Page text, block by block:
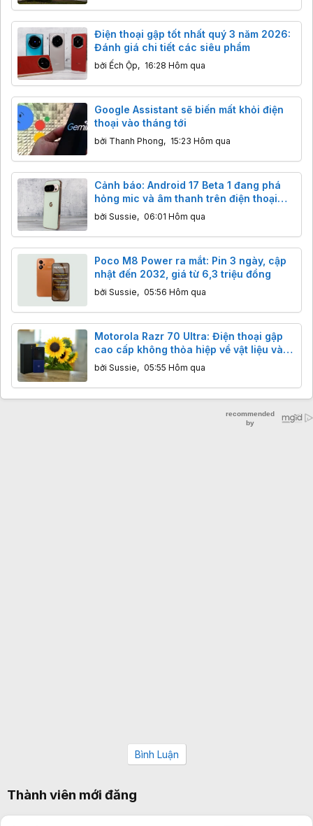
Điện thoại gập tốt nhất quý 3 năm 2026:
Đánh giá chi tiết các siêu phẩm
bởi Ếch Ộp, 16:28 Hôm qua
Google Assistant sẽ biến mất khỏi điện
thoại vào tháng tới
bởi Thanh Phong, 15:23 Hôm qua
Cảnh báo: Android 17 Beta 1 đang phá
hỏng mic và âm thanh trên điện thoại
Pixel
bởi Sussie, 06:01 Hôm qua
Poco M8 Power ra mắt: Pin 3 ngày, cập
nhật đến 2032, giá từ 6,3 triệu đồng
bởi Sussie, 05:56 Hôm qua
Motorola Razr 70 Ultra: Điện thoại gập
cao cấp không thỏa hiệp về vật liệu và
cảm giác cầm nắm
bởi Sussie, 05:55 Hôm qua
Bình Luận
Thành viên mới đăng